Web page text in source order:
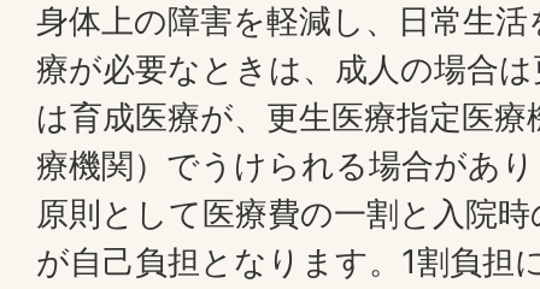
身体上の障害を軽減し、日常生
療が必要なときは、成人の場合
は育成医療が、更生医療指定医
療機関）でうけられる場合があ
原則として医療費の一割と入院
が自己負担となります。1割負担